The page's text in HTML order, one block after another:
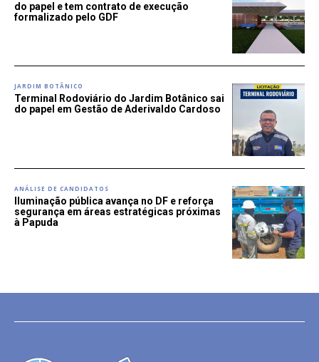
do papel e tem contrato de execução
formalizado pelo GDF
JARDIM BOTÂNICO
Terminal Rodoviário do Jardim Botânico sai
do papel em Gestão de Aderivaldo Cardoso
ANÁLISE DE CANDIDATOS
Iluminação pública avança no DF e reforça
segurança em áreas estratégicas próximas
à Papuda